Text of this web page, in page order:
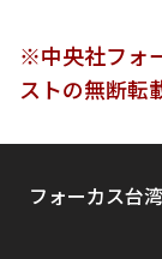
※中央社フォ
ストの無断転
フォーカス台湾